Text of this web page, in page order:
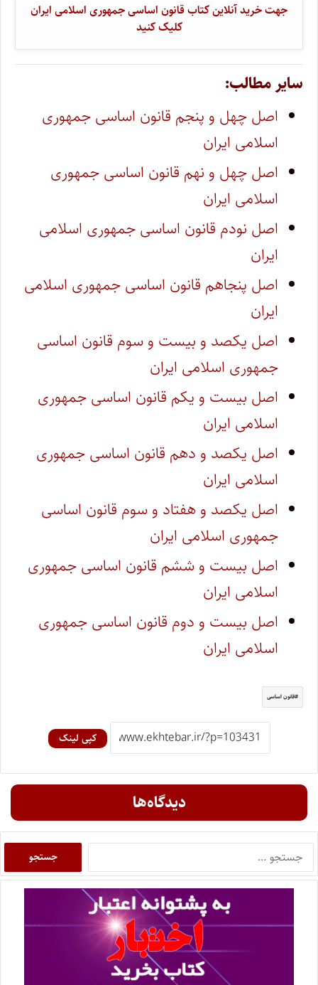
جهت خرید آنلاین کتاب قانون اساسی جمهوری اسلامی ایران
کلیک کنید
سایر مطالب:
اصل چهل و پنجم قانون اساسی جمهوری
اسلامی ایران
اصل چهل و نهم قانون اساسی جمهوری
اسلامی ایران
اصل نودم قانون اساسی جمهوری اسلامی
ایران
اصل پنجاهم قانون اساسی جمهوری اسلامی
ایران
اصل یکصد و بیست و سوم قانون اساسی
جمهوری اسلامی ایران
اصل بیست و یکم قانون اساسی جمهوری
اسلامی ایران
اصل یکصد و دهم قانون اساسی جمهوری
اسلامی ایران
اصل یکصد و هفتاد و سوم قانون اساسی
جمهوری اسلامی ایران
اصل بیست و ششم قانون اساسی جمهوری
اسلامی ایران
اصل بیست و دوم قانون اساسی جمهوری
اسلامی ایران
قانون اساسی
کپی لینک
دیدگاه‌ها